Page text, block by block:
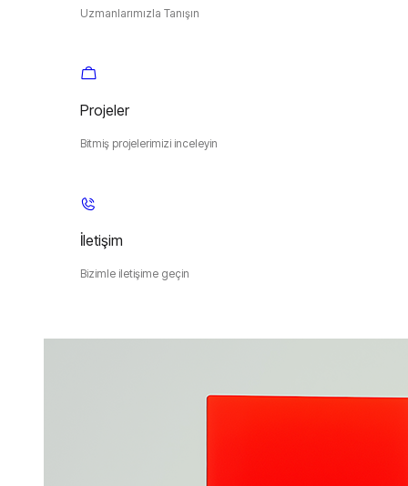
Uzmanlarımızla Tanışın
Projeler
Bitmiş projelerimizi inceleyin
İletişim
Bizimle iletişime geçin